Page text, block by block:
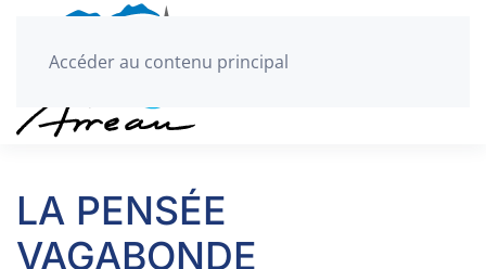
Accéder au contenu principal
LA PENSÉE
VAGABONDE